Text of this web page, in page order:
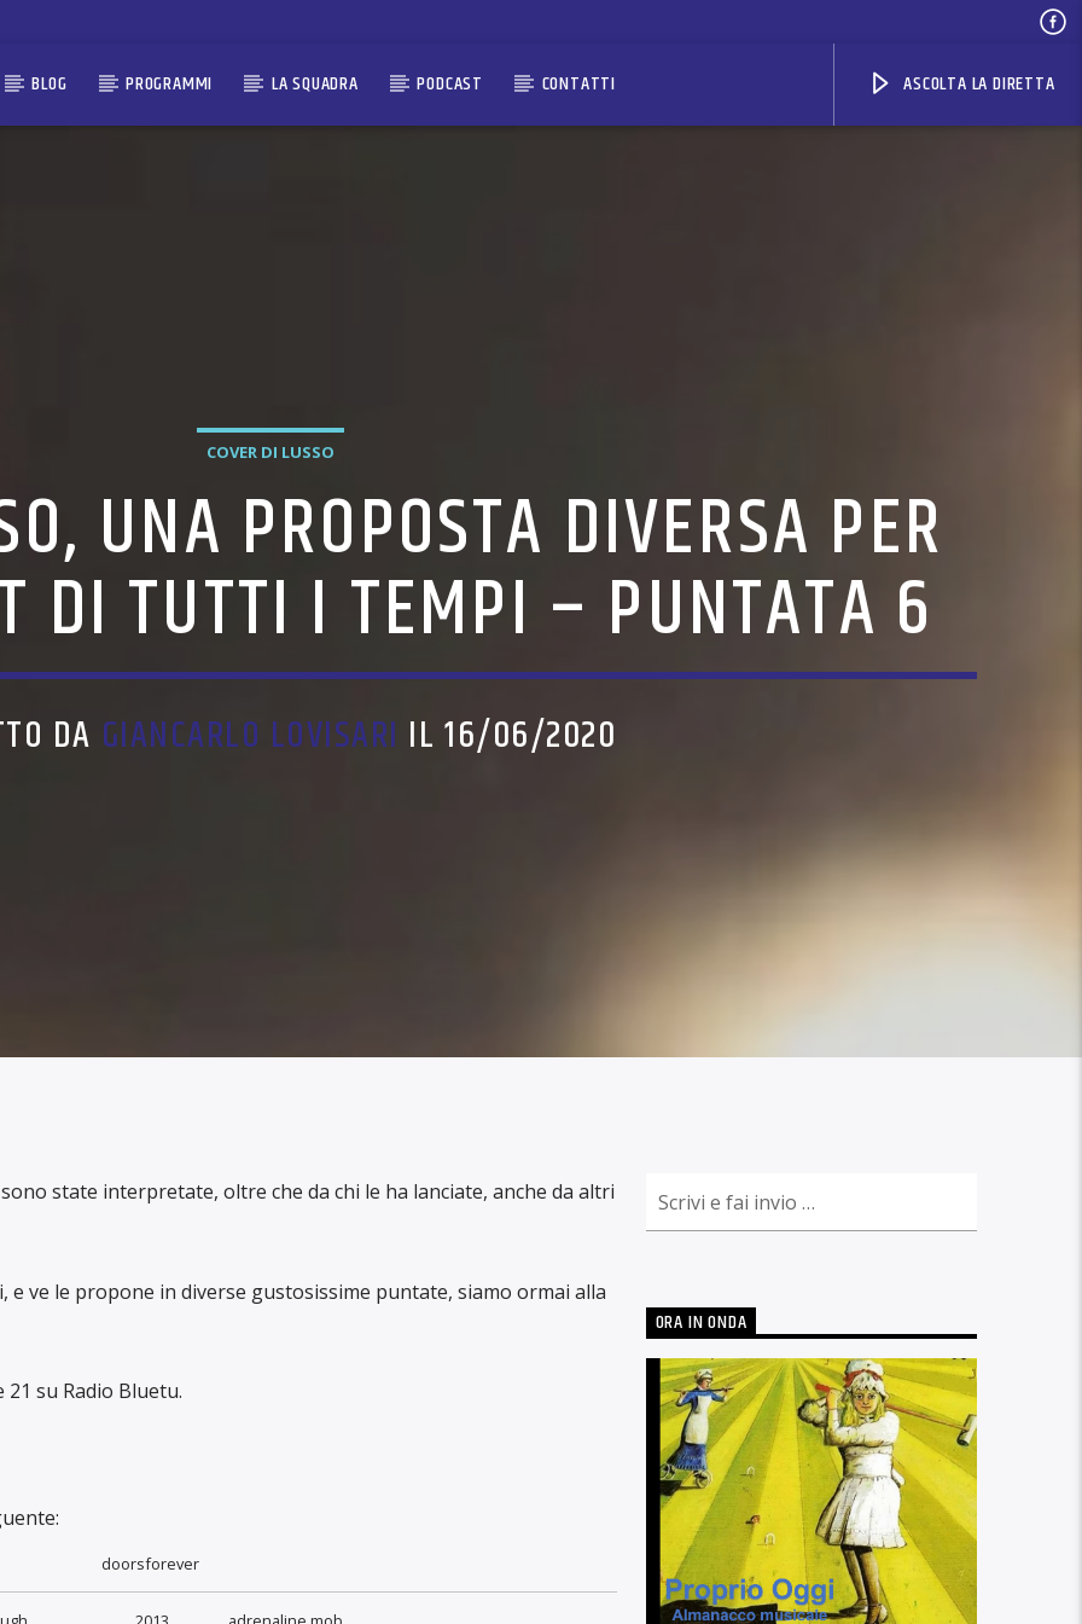
BLOG PROGRAMMI LA SQUADRA PODCAST CONTATTI ASCOLTA LA DIRETTA
COVER DI LUSSO
UNA PROPOSTA DIVERSA PER
DI TUTTI I TEMPI – PUNTATA 6
DA GIANCARLO LOVISARI IL 16/06/2020
state interpretate, oltre che da chi le ha lanciate, anche da altri
e ve le propone in diverse gustosissime puntate, siamo ormai alla
su Radio Bluetu.
doorsforever
ORA IN ONDA